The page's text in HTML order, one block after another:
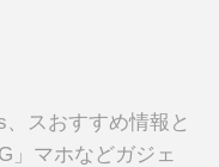
スおすすめ情報と
」マホなどガジェ